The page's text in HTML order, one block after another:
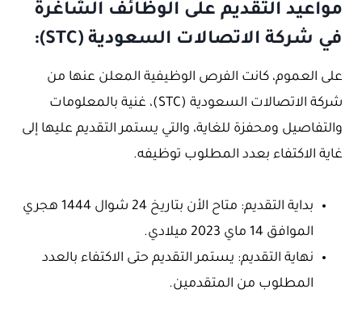
مواعيد التقديم على الوظائف الشاغرة
في شركة الاتصالات السعودية (STC):
على العموم، كانت الفرص الوظيفية المعلن عنها من
شركة الاتصالات السعودية (STC)، غنية بالمعلومات
والتفاصيل ومحفزة للغاية، والتي يستمر التقديم عليها إلى
غاية الاكتفاء بعدد المطلوب توظيفه.
بداية التقديم: متاح الأن بتاريخ 24 شوال 1444 هجري
الموافق 14 ماي 2023 ميلادي.
نهاية التقديم: يستمر التقديم حتى الاكتفاء بالعدد
المطلوب من المتقدمين.